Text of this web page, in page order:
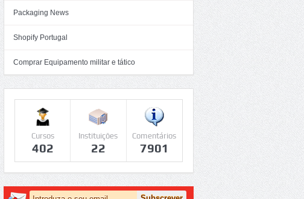
Packaging News
Shopify Portugal
Comprar Equipamento militar e tático
Cursos
402
Instituições
22
Comentários
7901